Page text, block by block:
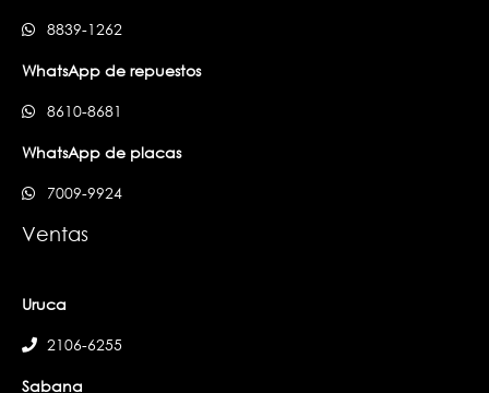
8839-1262
WhatsApp de repuestos
8610-8681
WhatsApp de placas
7009-9924
Ventas
Uruca
2106-6255
Sabana